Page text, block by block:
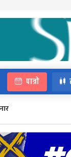
पात्रो